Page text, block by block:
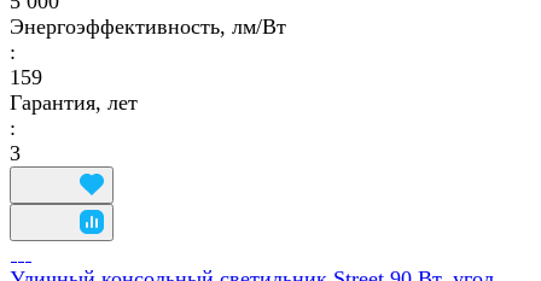
Энергоэффективность, лм/Вт
:
159
Гарантия, лет
:
3